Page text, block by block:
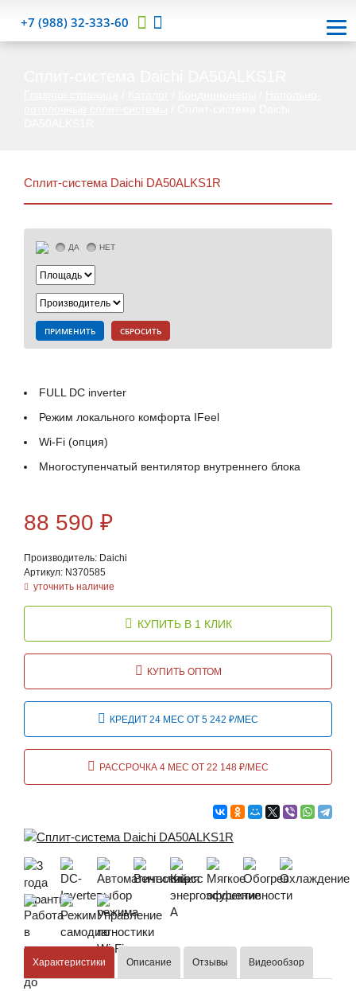
+7 (988) 32-333-60
Cплит-система Daichi DA50ALKS1R
ДА НЕТ
ПРИМЕНИТЬ СБРОСИТЬ
FULL DC inverter
Режим локального комфорта IFeel
Wi-Fi (опция)
Многоступенчатый вентилятор внутреннего блока
88 590 ₽
Производитель: Daichi
Артикул: N370585
уточнить наличие
КУПИТЬ В 1 КЛИК
КУПИТЬ ОПТОМ
КРЕДИТ 24 МЕС ОТ 5 242 ₽/МЕС
РАССРОЧКА 4 МЕС ОТ 22 148 ₽/МЕС
Характеристики Описание Отзывы Видеообзор